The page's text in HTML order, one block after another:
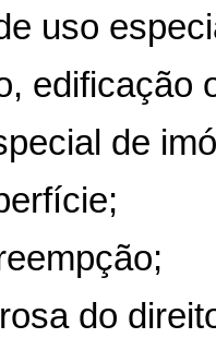
uso
edificação
de
do